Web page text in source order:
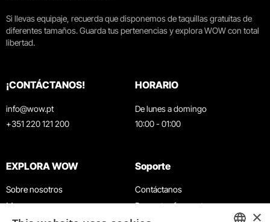
Si llevas equipaje, recuerda que disponemos de taquillas gratuitas de
diferentes tamaños. Guarda tus pertenencias y explora WOW con total
libertad.
¡CONTÁCTANOS!
info@wow.pt
+351 220 121 200
HORARIO
De lunes a domingo
10:00 - 01:00
EXPLORA WOW
Sobre nosotros
Museos
Soporte
Contáctanos
Preguntas frecuentes
×